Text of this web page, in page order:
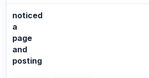
—
это
альтернативные
домены,
которые
копируют
основно…
noticed
a
page
and
posting